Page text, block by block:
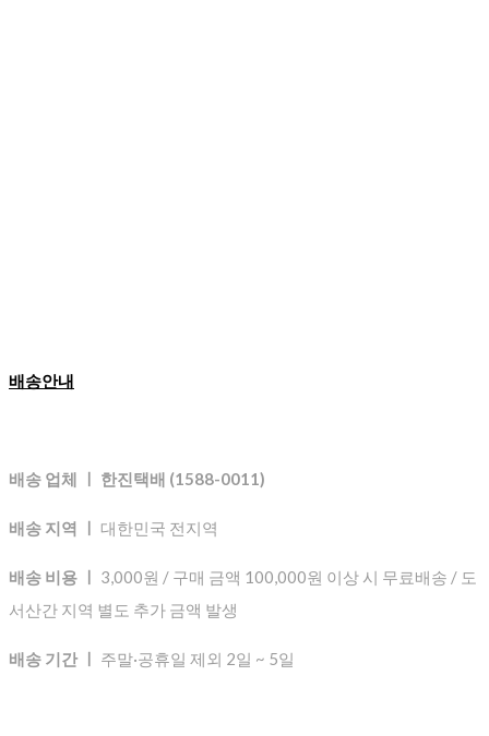
배송안내
배송 업체 ㅣ 한진택배 (1588-0011)
배송 지역 ㅣ 대한민국 전지역
배송 비용 ㅣ 3,000원 / 구매 금액 100,000원 이상 시 무료배송 / 도
서산간 지역 별도 추가 금액 발생
배송 기간 ㅣ 주말·공휴일 제외 2일 ~ 5일